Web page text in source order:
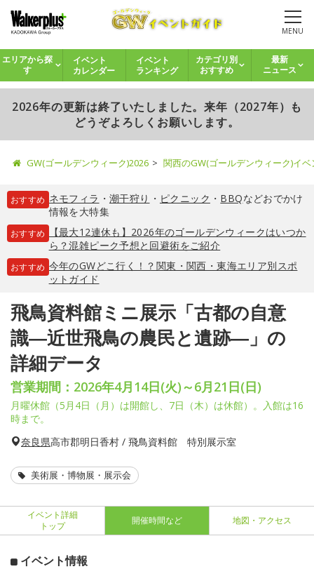
MENU
エリアから探
す
イベント
カレンダー
イベント
ランキング
カテゴリ別
おすすめ
最新
ニュース
2026年の更新は終了いたしました。来年（2027年）も
どうぞよろしくお願いします。
GW(ゴールデンウィーク)2026 関西のGW(ゴールデンウィーク)イ
おすすめ ネモフィラ ・ 潮干狩り ・ ピクニック ・ BBQなどおでかけ
情報を大特集
おすすめ
【最大12連休も】2026年のゴールデンウィークはいつか
ら？混雑ピーク予想と回避術をご紹介
おすすめ 今年のGWどこ行く！？関東・関西・東海エリア別スポ
ットガイド
飛鳥資料館ミニ展示「古都の自意
識―近世飛鳥の農民と遺跡―」の
詳細データ
営業期間：2026年4月14日(火)～6月21日(日)
月曜休館（5月4日（月）は開館し、7日（木）は休館）。入館は16
時まで。
奈良県高市郡明日香村 / 飛鳥資料館 特別展示室
美術展・博物展・展示会
イベント詳細
トップ
開催時間など 地図・アクセス
イベント情報